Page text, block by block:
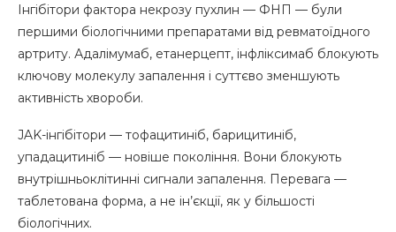
Інгібітори фактора некрозу пухлин — ФНП — були
першими біологічними препаратами від ревматоїдного
артриту. Адалімумаб, етанерцепт, інфліксимаб блокують
ключову молекулу запалення і суттєво зменшують
активність хвороби.
JAK-інгібітори — тофацитиніб, барицитиніб,
упадацитиніб — новіше покоління. Вони блокують
внутрішньоклітинні сигнали запалення. Перевага —
таблетована форма, а не ін’єкції, як у більшості
біологічних.